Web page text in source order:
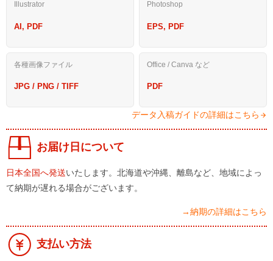
Illustrator
AI, PDF
Photoshop
EPS, PDF
各種画像ファイル
JPG / PNG / TIFF
Office / Canva など
PDF
データ入稿ガイドの詳細はこちら
お届け日について
日本全国へ発送いたします。北海道や沖縄、離島など、地域によっ
て納期が遅れる場合がございます。
→納期の詳細はこちら
支払い方法